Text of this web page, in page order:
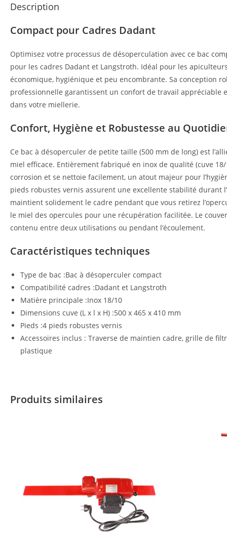
Description
Compact pour Cadres Dadant
Optimisez votre processus de désoperculation avec ce bac
pour les cadres Dadant et Langstroth. Idéal pour les
économique, hygiénique et peu encombrante. Sa conception
professionnelle garantissent un confort de travail appréciable
dans votre miellerie.
Confort, Hygiène et Robustesse au
Ce bac à désoperculer de petite taille (500 mm de long) est
miel efficace. Entièrement fabriqué en inox de qualité (cuve
corrosion et se nettoie facilement, un atout majeur pour
pieds robustes vernis assurent une excellente stabilité durant
maintient solidement le cadre pendant que vous retirez
le miel des opercules pour une récupération facilitée. Le
contenu entre deux utilisations ou pendant l’écoulement.
Caractéristiques techniques
Type de bac :Bac à désoperculer compact
Compatibilité cadres :Dadant et Langstroth
Matière principale :Inox 18/10
Dimensions cuve (L x l x H) :500 x 465 x 410 mm
Pieds :4 pieds robustes vernis
Accessoires inclus : Traverse de maintien cadre, grille de
plastique
Produits similaires